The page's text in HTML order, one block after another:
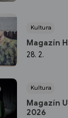
Kultura
Magazín
28. 2.
Kultura
Magazín
2026